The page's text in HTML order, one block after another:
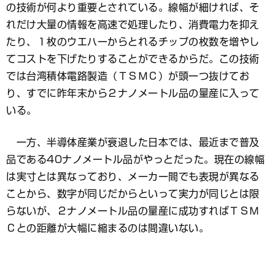
の技術が何より重要とされている。線幅が細ければ、そ
れだけ大量の情報を高速で処理したり、消費電力を抑え
たり、１枚のウエハーからとれるチップの枚数を増やし
てコストを下げたりすることができるからだ。この技術
では台湾積体電路製造（ＴＳＭＣ）が頭一つ抜けてお
り、すでに昨年末から２ナノメートル品の量産に入って
いる。
一方、半導体産業が衰退した日本では、最近まで普及
品である40ナノメートル品がやっとだった。現在の線幅
は実寸とは異なっており、メーカー間でも表現が異なる
ことから、数字が同じだからといって実力が同じとは限
らないが、２ナノメートル品の量産に成功すればＴＳＭ
Ｃとの距離が大幅に縮まるのは間違いない。